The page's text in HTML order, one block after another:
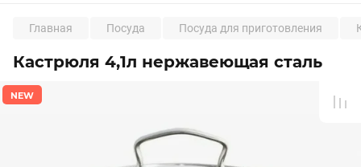
Главная Посуда Посуда для приготовления
Кастрюля 4,1л нержавеющая сталь
NEW